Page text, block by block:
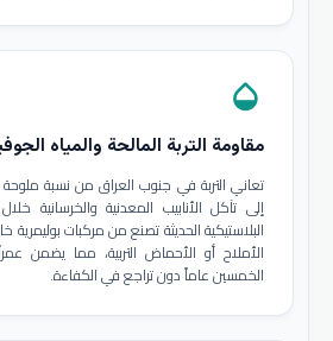
opacity
مقاومة التربة المالحة والمياه
تعاني التربة في جنوب العراق من نسبة ملوحة
إلى تآكل الأنابيب المعدنية والخرسانية
البلاستيكية الحديثة تصنع من مركبات بوليمرية
الأملاح أو الأحماض التربية، مما يضمن
الخمسين عاماً دون تراجع في الكفاءة.